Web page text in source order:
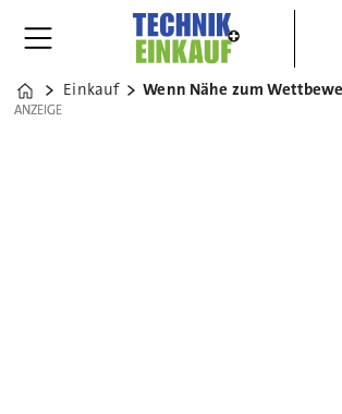
Home
Einkauf Wenn Nähe zum
ANZEIGE
ANZEIGE